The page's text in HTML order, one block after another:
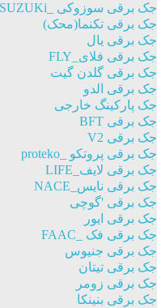
جک برقی سوزوکی _SUZUKi
جک برقی تکنما(محک)
جک برقی یال
جک برقی فلای_FLY
جک برقی گلدن گیت
جک برقی الدو
جک پارکینگ خارجی
جک برقی BFT
جک برقی V2
جک برقی پروتکو _proteko
جک برقی لایف_LIFE
جک برقی نایس_NACE
جک برقی 'گوچی
جک برقی ایور
جک برقی فک _FAAC
جک برقی جنیوس
جک برقی تیتان
جک برقی زومر
جک برقی بنینکا